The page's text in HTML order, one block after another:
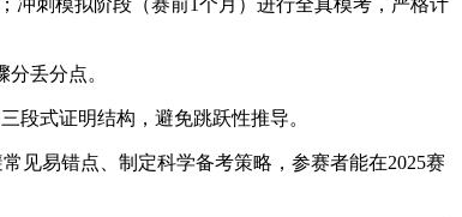
丢分点。
段式证明结构，避免跳跃性推导。
见易错点、制定科学备考策略，参赛者能在2025赛